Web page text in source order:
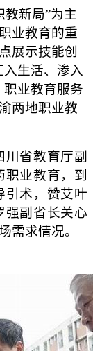
新局”为主
业教育的重
展示技能创
生活、渗入
职业教育服务
两地职业教
川省教育厅副
业教育， 到
引术，赞艾叶
强副省长关心
需求情况。